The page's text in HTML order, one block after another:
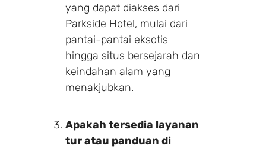
yang dapat diakses dari
Parkside Hotel, mulai dari
pantai-pantai eksotis
hingga situs bersejarah dan
keindahan alam yang
menakjubkan.
Apakah tersedia layanan
tur atau panduan di